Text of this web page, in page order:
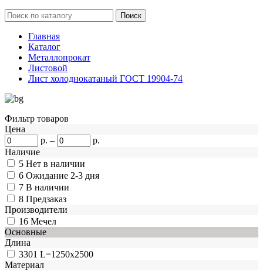
Главная
Каталог
Металлопрокат
Листовой
Лист холоднокатаный ГОСТ 19904-74
Фильтр товаров
Цена
р. –
р.
Наличие
5 Нет в наличии
6 Ожидание 2-3 дня
7 В наличии
8 Предзаказ
Производители
16 Мечел
Основные
Длина
3301 L=1250x2500
Материал